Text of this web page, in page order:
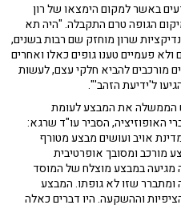
באשר למקום הימצאו של רון
הגופה טרם התקבלה. "היה תא
שרון מוחזק שם רבות בשנים,
פעמיים טענו גופים כאלו ואחרים
מורכבים להביא חלקי עצם, לעשות
הממשלה את המבצע לעומת
האופוזיציה, הסביר עו"ד שרגא:
אויב ועושים מבצע מטורף
מורכב ומסובך אופרטיבית
מגיעה במבצע מוצלח של המוסד
ומתברר שזו לא גופתו. המבצע
וההשקעה. היו דברים כאלה